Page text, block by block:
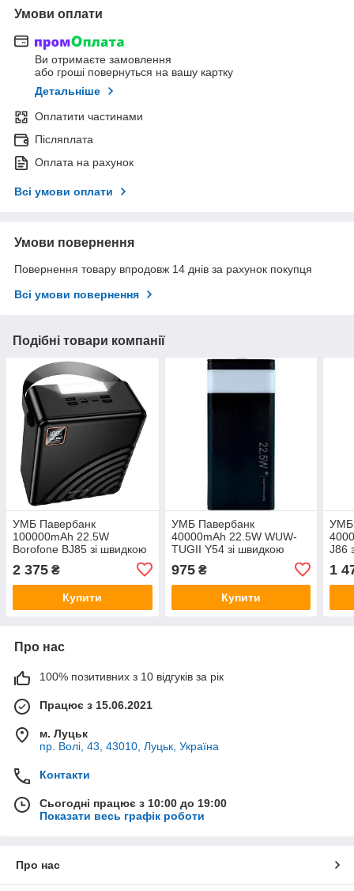
Умови оплати
Ви отримаєте замовлення
або гроші повернуться на вашу картку
Детальніше
Оплатити частинами
Післяплата
Оплата на рахунок
Всі умови оплати
Умови повернення
Повернення товару впродовж 14 днів за рахунок покупця
Всі умови повернення
Подібні товари компанії
УМБ Павербанк
100000mAh 22.5W
Borofone BJ85 зі швидкою
ліхтариком Чорний
2 375 ₴
Купити
УМБ Павербанк
40000mAh 22.5W WUW-
TUGII Y54 зі швидкою
ліхтариком Чорний
975₴
Купити
УМБ
J86
1
Про нас
100% позитивних з 10 відгуків за рік
Працює з 15.06.2021
м. Луцьк
пр. Волі, 43, 43010, Луцьк, Україна
Контакти
Сьогодні працює з 10:00 до 19:00
Показати весь графік роботи
Про нас